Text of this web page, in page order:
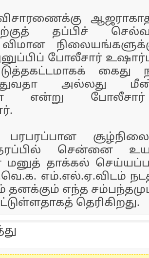
தப்பிச்
போலீசார்
கைது
அல்லது
என்று
சென்னை
மனுத் தாக்கல்
எம்.எல்.ஏ.விடம்
தனக்கும் எந்த
தெரிகிறது.